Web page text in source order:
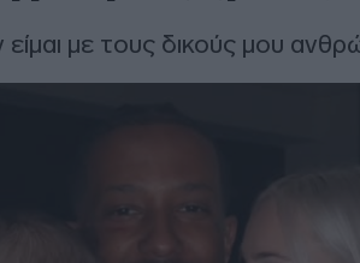
είμαι με τους δικούς μου